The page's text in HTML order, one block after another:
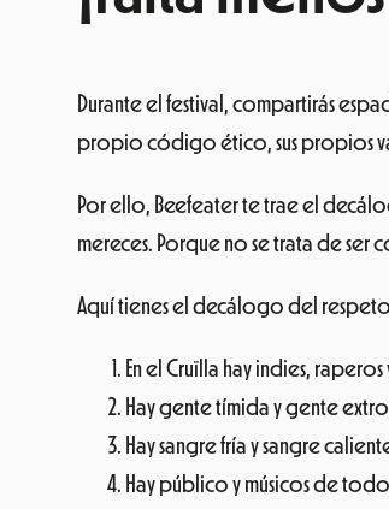
Durante el festival, compartirás
propio código ético, sus propios
Por ello, Beefeater te trae el
mereces. Porque no se trata de ser
Aquí tienes el decálogo del
En el Cruïlla hay indies,
Hay gente tímida y gente
Hay sangre fría y sangre
Hay público y músicos de